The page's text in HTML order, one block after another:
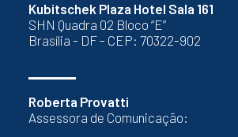
Kubitschek Plaza Hotel Sala 161
SHN Quadra 02 Bloco “E”
Brasília - DF - CEP: 70322-902
Roberta Provatti
Assessora de Comunicação: